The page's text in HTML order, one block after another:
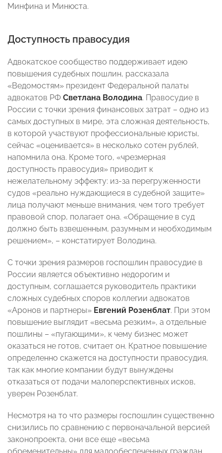
Минфина и Минюста.
Доступность правосудия
Адвокатское сообщество поддерживает идею
повышения судебных пошлин, рассказала
«Ведомостям» президент Федеральной палаты
адвокатов РФ Светлана Володина. Правосудие в
России с точки зрения финансовых затрат – одно из
самых доступных в мире, эта сложная деятельность,
в которой участвуют профессиональные юристы,
сейчас «оценивается» в несколько сотен рублей,
напомнила она. Кроме того, «чрезмерная
доступность правосудия» приводит к
нежелательному эффекту: из-за перегруженности
судов «реально нуждающиеся в судебной защите»
лица получают меньше внимания, чем того требует
правовой спор, полагает она. «Обращение в суд
должно быть взвешенным, разумным и необходимым
решением», – констатирует Володина.
С точки зрения размеров госпошлин правосудие в
России является объективно недорогим и
доступным, соглашается руководитель практики
сложных судебных споров коллегии адвокатов
«Аронов и партнеры» Евгений Розенблат. При этом
повышение выглядит «весьма резким», а отдельные
пошлины – «пугающими», к чему бизнес может
оказаться не готов, считает он. Кратное повышение
определенно скажется на доступности правосудия,
так как многие компании будут вынуждены
отказаться от подачи малоперспективных исков,
уверен Розенблат.
Несмотря на то что размеры госпошлин существенно
снизились по сравнению с первоначальной версией
законопроекта, они все еще «весьма